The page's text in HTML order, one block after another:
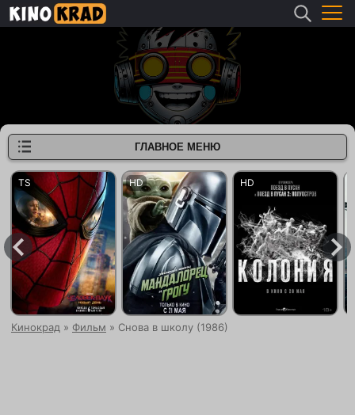
Кинокрад » Фильм » Снова в школу (1986)
ГЛАВНОЕ МЕНЮ